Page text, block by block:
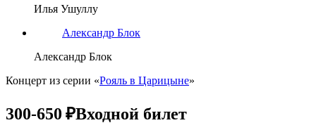
Илья Ушуллу
Александр Блок
Александр Блок
Концерт из серии «Рояль в Царицыне»
300-650 ₽Входной билет